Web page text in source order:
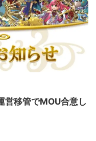
営移管でMOU合意し